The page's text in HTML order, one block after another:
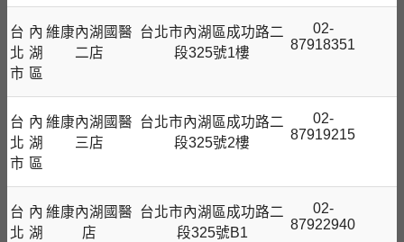
台
北
市
內
湖
區
維康內湖國醫
二店
台北市內湖區成功路二
段325號1樓
02-
87918351
台
北
市
內
湖
區
維康內湖國醫
三店
台北市內湖區成功路二
段325號2樓
02-
87919215
台
北
內
湖
維康內湖國醫
店
台北市內湖區成功路二
段325號B1
02-
87922940